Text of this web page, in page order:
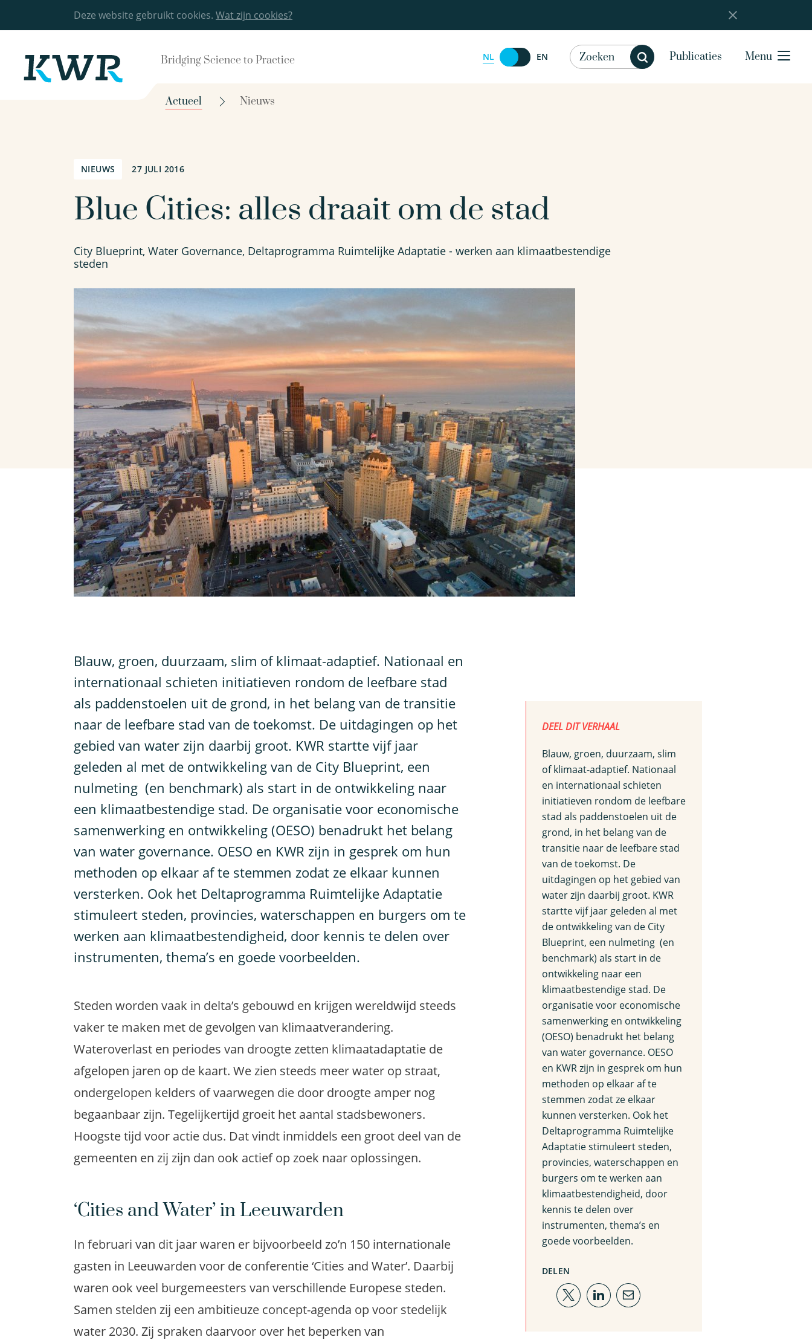
Deze website gebruikt cookies. Wat zijn cookies?
Bridging Science to Practice NL EN Publicaties Menu
Actueel Nieuws
NIEUWS 27 JULI 2016
Blue Cities: alles draait om de stad
City Blueprint, Water Governance, Deltaprogramma Ruimtelijke Adaptatie - werken aan klimaatbestendige
steden
Blauw, groen, duurzaam, slim of klimaat-adaptief. Nationaal en
internationaal schieten initiatieven rondom de leefbare stad
als paddenstoelen uit de grond, in het belang van de transitie
naar de leefbare stad van de toekomst. De uitdagingen op het
gebied van water zijn daarbij groot. KWR startte vijf jaar
geleden al met de ontwikkeling van de City Blueprint, een
nulmeting (en benchmark) als start in de ontwikkeling naar
een klimaatbestendige stad. De organisatie voor economische
samenwerking en ontwikkeling (OESO) benadrukt het belang
van water governance. OESO en KWR zijn in gesprek om hun
methoden op elkaar af te stemmen zodat ze elkaar kunnen
versterken. Ook het Deltaprogramma Ruimtelijke Adaptatie
stimuleert steden, provincies, waterschappen en burgers om te
werken aan klimaatbestendigheid, door kennis te delen over
instrumenten, thema’s en goede voorbeelden.
Steden worden vaak in delta’s gebouwd en krijgen wereldwijd steeds
vaker te maken met de gevolgen van klimaatverandering.
Wateroverlast en periodes van droogte zetten klimaatadaptatie de
afgelopen jaren op de kaart. We zien steeds meer water op straat,
ondergelopen kelders of vaarwegen die door droogte amper nog
begaanbaar zijn. Tegelijkertijd groeit het aantal stadsbewoners.
Hoogste tijd voor actie dus. Dat vindt inmiddels een groot deel van de
gemeenten en zij zijn dan ook actief op zoek naar oplossingen.
‘Cities and Water’ in Leeuwarden
In februari van dit jaar waren er bijvoorbeeld zo’n 150 internationale
gasten in Leeuwarden voor de conferentie ‘Cities and Water’. Daarbij
waren ook veel burgemeesters van verschillende Europese steden.
Samen stelden zij een ambitieuze concept-agenda op voor stedelijk
water 2030. Zij spraken daarvoor over het beperken van
DEEL DIT VERHAAL
Blauw, groen, duurzaam, slim
of klimaat-adaptief. Nationaal
en internationaal schieten
initiatieven rondom de leefbare
stad als paddenstoelen uit de
grond, in het belang van de
transitie naar de leefbare stad
van de toekomst. De
uitdagingen op het gebied van
water zijn daarbij groot. KWR
startte vijf jaar geleden al met
de ontwikkeling van de City
Blueprint, een nulmeting (en
benchmark) als start in de
ontwikkeling naar een
klimaatbestendige stad. De
organisatie voor economische
samenwerking en ontwikkeling
(OESO) benadrukt het belang
van water governance. OESO
en KWR zijn in gesprek om hun
methoden op elkaar af te
stemmen zodat ze elkaar
kunnen versterken. Ook het
Deltaprogramma Ruimtelijke
Adaptatie stimuleert steden,
provincies, waterschappen en
burgers om te werken aan
klimaatbestendigheid, door
kennis te delen over
instrumenten, thema’s en
goede voorbeelden.
DELEN